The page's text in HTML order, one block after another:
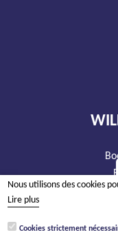
Nous utilisons des cookies
Lire plus
Cookies strictement